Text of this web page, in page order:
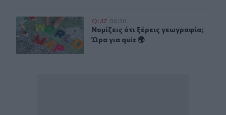
Νομίζεις ότι ξέρεις γεωγραφία; Ώρα για quiz 🌍
QUIZ 06:30
Νομίζεις ότι ξέρεις γεωγραφία;
Νομίζεις ότι ξέρεις γεωγραφία;
Ώρα για quiz 🌍